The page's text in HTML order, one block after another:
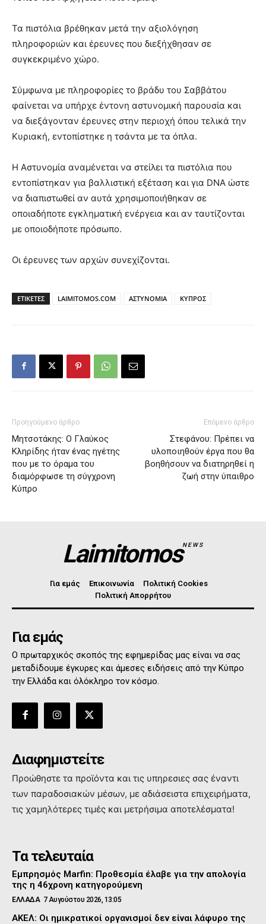
Τα πιστόλια βρέθηκαν μετά την αξιολόγηση
πληροφοριών και έρευνες που διεξήχθησαν σε
συγκεκριμένο χώρο.
Σύμφωνα με πληροφορίες το βράδυ του Σαββάτου
φαίνεται να υπήρχε έντονη αστυνομική παρουσία και
να διεξάγονταν έρευνες στην περιοχή όπου τελικά την
Κυριακή, εντοπίστηκε η τσάντα με τα όπλα.
Η Αστυνομία αναμένεται να στείλει τα πιστόλια που
εντοπίστηκαν για βαλλιστική εξέταση και για DNA ώστε
να διαπιστωθεί αν αυτά χρησιμοποιήθηκαν σε
οποιαδήποτε εγκληματική ενέργεια και αν ταυτίζονται
με οποιοδήποτε πρόσωπο.
Οι έρευνες των αρχών συνεχίζονται.
ΕΤΙΚΕΤΕΣ LAIMITOMOS.COM ΑΣΤΥΝΟΜΙΑ ΚΥΠΡΟΣ
Προηγούμενο άρθρο
Μητσοτάκης: Ο Γλαύκος
Κληρίδης ήταν ένας ηγέτης
που με το όραμα του
διαμόρφωσε τη σύγχρονη
Κύπρο
Επόμενο άρθρο
Στεφάνου: Πρέπει να
υλοποιηθούν έργα που θα
βοηθήσουν να διατηρηθεί η
ζωή στην ύπαιθρο
LaimitomosNEWS
Για εμάς Επικοινωνία
Πολιτική Cookies
Πολιτική Απορρήτου
Για εμάς
Ο πρωταρχικός σκοπός της εφημερίδας μας είναι να σας
μεταδίδουμε έγκυρες και άμεσες ειδήσεις από την Κύπρο
την Ελλάδα και όλόκληρο τον κόσμο.
Διαφημιστείτε
Προώθηστε τα προϊόντα και τις υπηρεσιες σας έναντι
των παραδοσιακών μέσων, με αδιάσειστα επιχειρήματα,
τις χαμηλότερες τιμές και μετρήσιμα αποτελέσματα!
Τα τελευταία
Εμπρησμός Marfin: Προθεσμία έλαβε για την απολογία
της η 46χρονη κατηγορούμενη
ΕΛΛΑΔΑ 7 Αυγούστου 2026, 13:05
ΑΚΕΛ: Οι ημικρατικοί οργανισμοί δεν είναι λάφυρο της